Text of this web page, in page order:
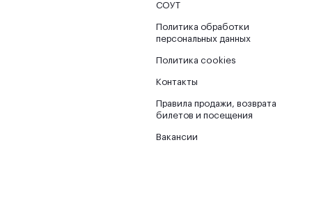
СОУТ
Политика обработки
персональных данных
Политика cookies
Контакты
Правила продажи, возврата
билетов и посещения
Вакансии